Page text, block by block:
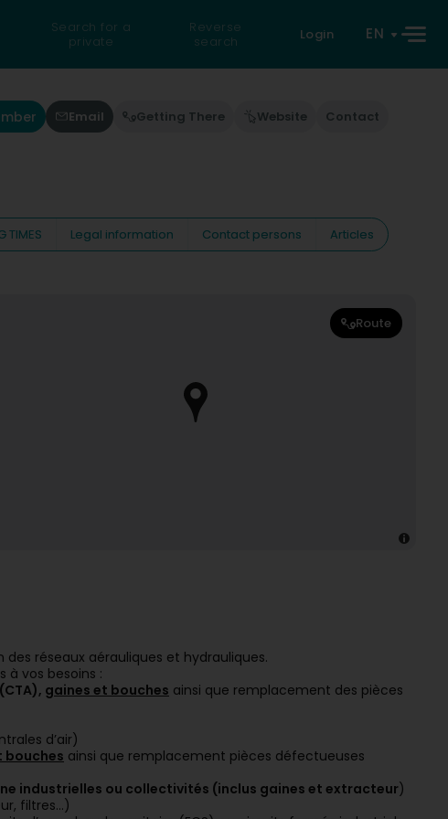
Search for a
private
Reverse
search
Login EN
Email Getting There Website Contact
TIMES Legal information Contact persons Articles
Route
réseaux aérauliques et hydrauliques.
à vos besoins :
gaines et bouches ainsi que remplacement des pièces
d’air)
bouches ainsi que remplacement pièces défectueuses
industrielles ou collectivités (inclus gaines et extracteur)
filtres…)